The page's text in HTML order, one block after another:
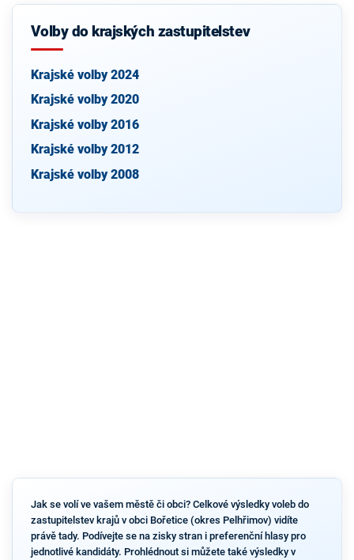
Volby do krajských zastupitelstev
Krajské volby 2024
Krajské volby 2020
Krajské volby 2016
Krajské volby 2012
Krajské volby 2008
Jak se volí ve vašem městě či obci? Celkové výsledky voleb do
zastupitelstev krajů v obci Bořetice (okres Pelhřimov) vidíte
právě tady. Podívejte se na zisky stran i preferenční hlasy pro
jednotlivé kandidáty. Prohlédnout si můžete také výsledky v